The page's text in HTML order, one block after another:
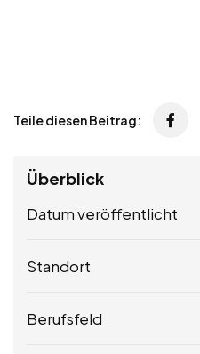
Teile diesen Beitrag:
Überblick
Datum veröffentlicht
Standort
Berufsfeld